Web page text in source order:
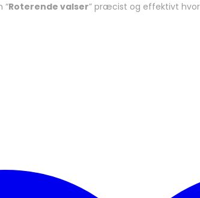
“Roterende valser” præcist og effektivt